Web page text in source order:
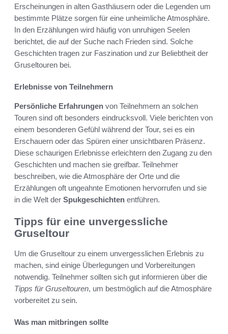
Erscheinungen in alten Gasthäusern oder die Legenden um
bestimmte Plätze sorgen für eine unheimliche Atmosphäre.
In den Erzählungen wird häufig von unruhigen Seelen
berichtet, die auf der Suche nach Frieden sind. Solche
Geschichten tragen zur Faszination und zur Beliebtheit der
Gruseltouren bei.
Erlebnisse von Teilnehmern
Persönliche Erfahrungen von Teilnehmern an solchen
Touren sind oft besonders eindrucksvoll. Viele berichten von
einem besonderen Gefühl während der Tour, sei es ein
Erschauern oder das Spüren einer unsichtbaren Präsenz.
Diese schaurigen Erlebnisse erleichtern den Zugang zu den
Geschichten und machen sie greifbar. Teilnehmer
beschreiben, wie die Atmosphäre der Orte und die
Erzählungen oft ungeahnte Emotionen hervorrufen und sie
in die Welt der Spukgeschichten entführen.
Tipps für eine unvergessliche
Gruseltour
Um die Gruseltour zu einem unvergesslichen Erlebnis zu
machen, sind einige Überlegungen und Vorbereitungen
notwendig. Teilnehmer sollten sich gut informieren über die
Tipps für Gruseltouren, um bestmöglich auf die Atmosphäre
vorbereitet zu sein.
Was man mitbringen sollte